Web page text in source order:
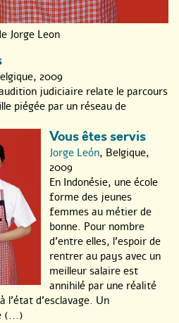
Jorge Leon
2009
judiciaire relate le parcours
piégée par un réseau de
Vous êtes servis
Jorge León, Belgique,
2009
En Indonésie, une école
forme des jeunes
femmes au métier de
bonne. Pour nombre
d’entre elles, l’espoir de
rentrer au pays avec un
meilleur salaire est
annihilé par une réalité
l’état d’esclavage. Un
(...)